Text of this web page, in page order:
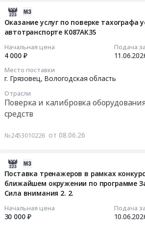
Оказание услуг по поверке тахографа
автотранспорте К087АК35
Начальная цена
4 000 ₽
Подача
Место поставки
г. Грязовец, Вологодская область
Отрасли
Поверка и калибровка
средств
№2453010226 от 08.06.26
Поставка тренажеров в рамках
ближайшем окружении по программе
Сила внимания 2. 2.
Начальная цена
30 000 ₽
Подача